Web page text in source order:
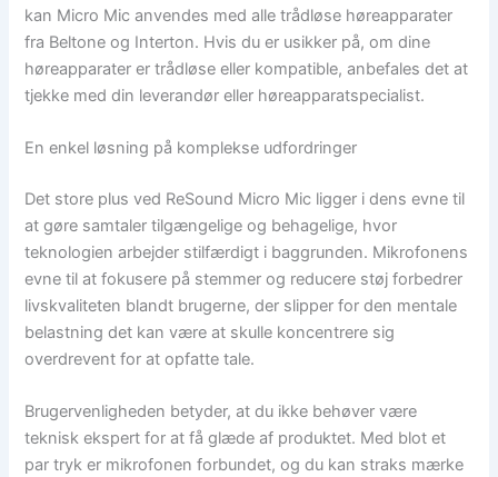
kan Micro Mic anvendes med alle trådløse høreapparater
fra Beltone og Interton. Hvis du er usikker på, om dine
høreapparater er trådløse eller kompatible, anbefales det at
tjekke med din leverandør eller høreapparatspecialist.
En enkel løsning på komplekse udfordringer
Det store plus ved ReSound Micro Mic ligger i dens evne til
at gøre samtaler tilgængelige og behagelige, hvor
teknologien arbejder stilfærdigt i baggrunden. Mikrofonens
evne til at fokusere på stemmer og reducere støj forbedrer
livskvaliteten blandt brugerne, der slipper for den mentale
belastning det kan være at skulle koncentrere sig
overdrevent for at opfatte tale.
Brugervenligheden betyder, at du ikke behøver være
teknisk ekspert for at få glæde af produktet. Med blot et
par tryk er mikrofonen forbundet, og du kan straks mærke